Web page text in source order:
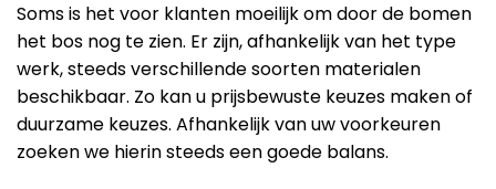
Soms is het voor klanten moeilijk om door de bomen
het bos nog te zien. Er zijn, afhankelijk van het type
werk, steeds verschillende soorten materialen
beschikbaar. Zo kan u prijsbewuste keuzes maken of
duurzame keuzes. Afhankelijk van uw voorkeuren
zoeken we hierin steeds een goede balans.